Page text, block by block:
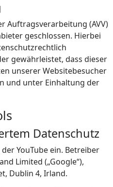
Auftragsverarbeitung (AVV)
geschlossen. Hierbei
gewährleistet, dass dieser
unserer Websitebesucher
und unter Einhaltung der
Datenschutz
YouTube ein. Betreiber
Limited („Google“),
Dublin 4, Irland.